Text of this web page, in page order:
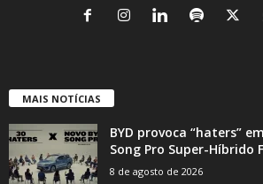
MAIS NOTÍCIAS
BYD provoca “haters”
Song Pro Super-Híbrido
8 de agosto de 2026